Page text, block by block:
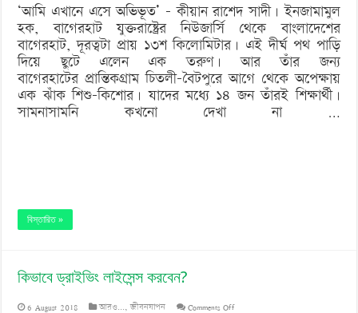
এলেন
তিনি
‘আমি এখানে এসে অভিভূত’ – কীয়ান রাশেদ সাদী। ইনজামামুল
হক, বাগেরহাট যুক্তরাষ্ট্রের নিউজার্সি থেকে বাংলাদেশের
বাগেরহাট, দূরত্বটা প্রায় ১৩শ কিলোমিটার। এই দীর্ঘ পথ পাড়ি
দিয়ে ছুটে এলেন এক তরুণ। আর তাঁর জন্য
বাগেরহাটের প্রান্তিকগ্রাম চিতলী-বৈটপুরে আগে থেকে অপেক্ষায়
এক ঝাঁক শিশু-কিশোর। যাদের মধ্যে ১৪ জন তাঁরই শিক্ষার্থী।
সামনাসামনি কখনো দেখা না …
বিস্তারিত »
কিভাবে ড্রাইভিং লাইসেন্স করবেন?
6 August 2018 আরও...,জীবনযাপন Comments Offon